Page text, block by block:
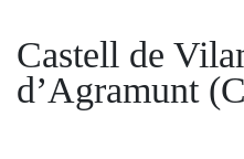
Castell de
d’Agramunt